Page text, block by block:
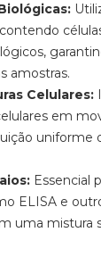
amostras.
Celulares:
em
uniforme
Essencial
ELISA e
uma mistura